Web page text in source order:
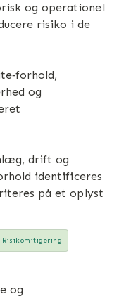
og operationel
risiko i de
og
drift og
identificeres
på et oplyst
Risikomitigering
og